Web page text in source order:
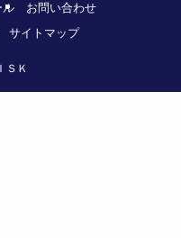
ル
お問い合わせ
サイトマップ
ＳＫ